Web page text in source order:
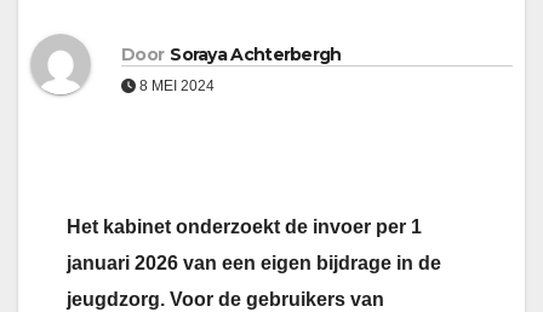
Door Soraya Achterbergh
8 MEI 2024
Het kabinet onderzoekt de invoer per 1
januari 2026 van een eigen bijdrage in de
jeugdzorg. Voor de gebruikers van